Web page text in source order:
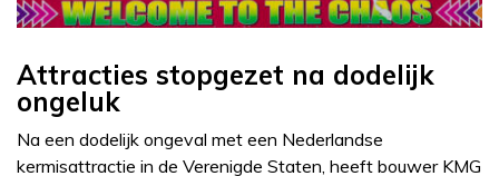
Attracties stopgezet na dodelijk
ongeluk
Na een dodelijk ongeval met een Nederlandse
kermisattractie in de Verenigde Staten, heeft bouwer KMG